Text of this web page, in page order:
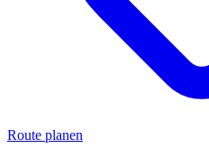
Route planen